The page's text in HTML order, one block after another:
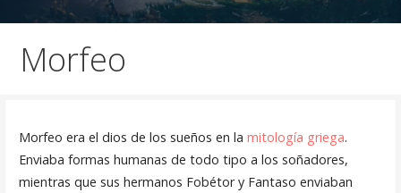
Mitologías del mundo
Mitologías de civilizaciones de la historia
Morfeo
Morfeo era el dios de los sueños en la mitología griega.
Enviaba formas humanas de todo tipo a los soñadores,
mientras que sus hermanos Fobétor y Fantaso enviaban